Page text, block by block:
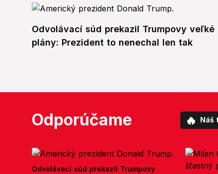
Odvolávací súd prekazil Trumpovy veľké
plány: Prezident to nenechal len tak
Odporúčame 🔥 Náš
Odvolávací súd prekazil Trumpovy